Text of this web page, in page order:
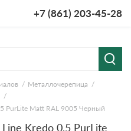
+7 (861) 203-45-28
Металлочерепица
PurLite Мatt RAL 9005 Черный
Kredo 0,5 PurLite